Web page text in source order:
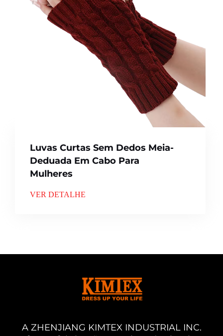
Luvas Curtas Sem Dedos Meia-
Deduada Em Cabo Para
Mulheres
VER DETALHE
A ZHENJIANG KIMTEX INDUSTRIAL INC.